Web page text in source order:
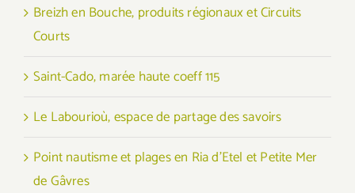
Breizh en Bouche, produits régionaux et Circuits
Courts
Saint-Cado, marée haute coeff 115
Le Labourioù, espace de partage des savoirs
Point nautisme et plages en Ria d’Etel et Petite Mer
de Gâvres